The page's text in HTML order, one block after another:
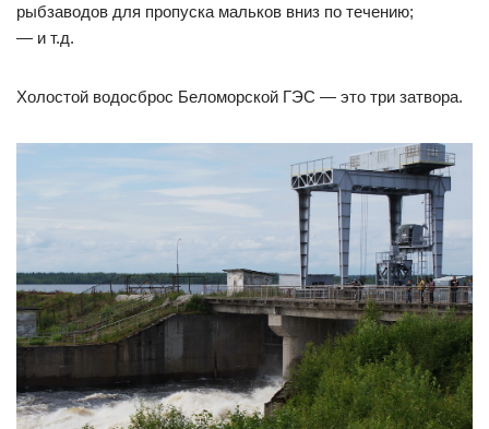
рыбзаводов для пропуска мальков вниз по течению;
— и т.д.
Холостой водосброс Беломорской ГЭС — это три затвора.